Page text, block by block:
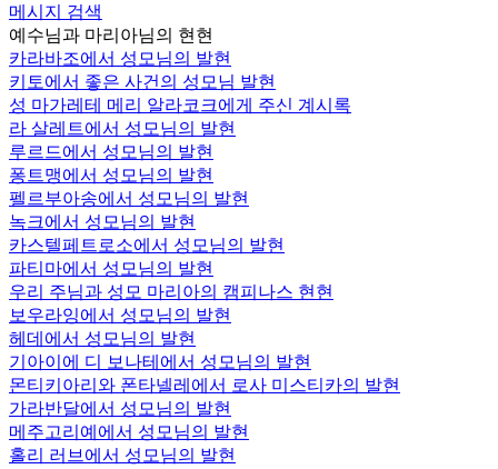
메시지 검색
예수님과 마리아님의 현현
카라바조에서 성모님의 발현
키토에서 좋은 사건의 성모님 발현
성 마가레테 메리 알라코크에게 주신 계시록
라 살레트에서 성모님의 발현
루르드에서 성모님의 발현
퐁트맹에서 성모님의 발현
펠르부아송에서 성모님의 발현
녹크에서 성모님의 발현
카스텔페트로소에서 성모님의 발현
파티마에서 성모님의 발현
우리 주님과 성모 마리아의 캠피나스 현현
보우라잉에서 성모님의 발현
헤데에서 성모님의 발현
기아이에 디 보나테에서 성모님의 발현
몬티키아리와 폰타넬레에서 로사 미스티카의 발현
가라반달에서 성모님의 발현
메주고리예에서 성모님의 발현
홀리 러브에서 성모님의 발현